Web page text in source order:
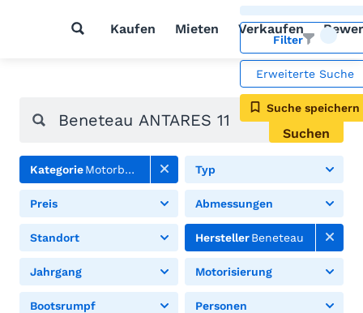
Kaufen Mieten Verkaufen
Filter
Erweiterte Suche
Suche speichern
Suchen
KategorieMotorboote Typ
Preis Abmessungen
Standort HerstellerBeneteau
Jahrgang Motorisierung
Bootsrumpf Personen